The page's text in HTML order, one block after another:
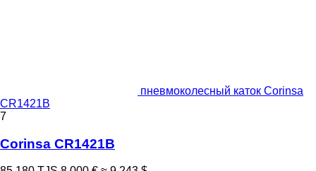
пневмоколесный каток Corinsa
CR1421B
7
Corinsa CR1421B